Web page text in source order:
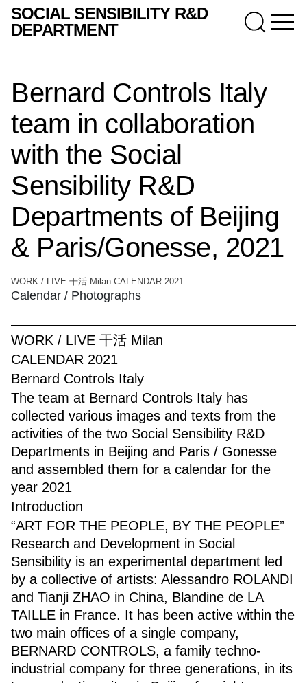
SOCIAL SENSIBILITY R&D
DEPARTMENT
Bernard Controls Italy
team in collaboration
with the Social
Sensibility R&D
Departments of Beijing
& Paris/Gonesse, 2021
WORK / LIVE 干活 Milan CALENDAR 2021
Calendar / Photographs
WORK / LIVE 干活 Milan
CALENDAR 2021
Bernard Controls Italy
The team at Bernard Controls Italy has
collected various images and texts from the
activities of the two Social Sensibility R&D
Departments in Beijing and Paris / Gonesse
and assembled them for a calendar for the
year 2021
Introduction
“ART FOR THE PEOPLE, BY THE PEOPLE”
Research and Development in Social
Sensibility is an experimental department led
by a collective of artists: Alessandro ROLANDI
and Tianji ZHAO in China, Blandine de LA
TAILLE in France. It has been active within the
two main offices of a single company,
BERNARD CONTROLS, a family techno-
industrial company for three generations, in its